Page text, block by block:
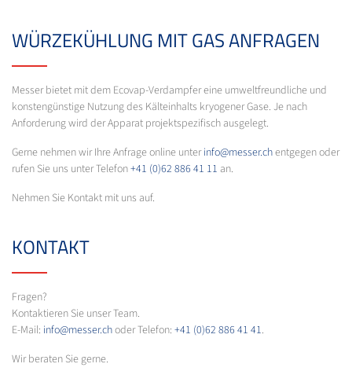
WÜRZEKÜHLUNG MIT GAS ANFRAGEN
Messer bietet mit dem Ecovap-Verdampfer eine umweltfreundliche und
konstengünstige Nutzung des Kälteinhalts kryogener Gase. Je nach
Anforderung wird der Apparat projektspezifisch ausgelegt.
Gerne nehmen wir Ihre Anfrage online unterinfo@messer.chentgegen oder
rufen Sie uns unter Telefon+41 (0)62 886 41 11 an.
Nehmen Sie Kontakt mit uns auf.
KONTAKT
Fragen?
Kontaktieren Sie unser Team.
E-Mail: info@messer.choder Telefon: +41 (0)62 886 41 41.
Wir beraten Sie gerne.